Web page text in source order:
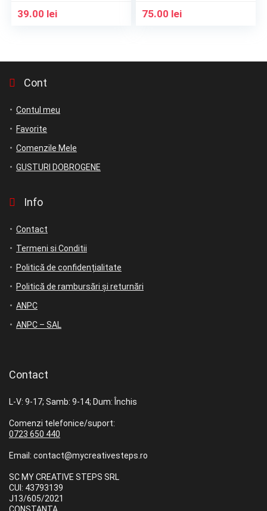
39.00 lei 75.00 lei
Cont
Contul meu
Favorite
Comenzile Mele
GUSTURI DOBROGENE
Info
Contact
Termeni si Conditii
Politică de confidențialitate
Politică de rambursări și returnări
ANPC
ANPC – SAL
Contact
L-V: 9-17; Samb: 9-14; Dum: Închis
Comenzi telefonice/suport:
0723 650 440
Email: contact@mycreativesteps.ro
SC MY CREATIVE STEPS SRL
CUI: 43793139
J13/605/2021